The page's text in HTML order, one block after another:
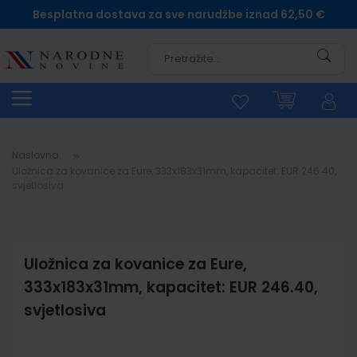
Besplatna dostava za sve narudžbe iznad 62,50 €
Naslovna
Uložnica za kovanice za Eure,
333x183x31mm, kapacitet: EUR 246.40,
svjetlosiva